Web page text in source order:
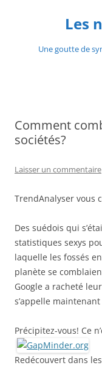
Les
Une goutte de
Comment
sociétés?
Laisser un commentaire
TrendAnalyser vous
Des suédois qui
statistiques sexys
laquelle les fossés
planète se
Google a racheté
s’appelle
Précipitez-vous! Ce
Redécouvert dans